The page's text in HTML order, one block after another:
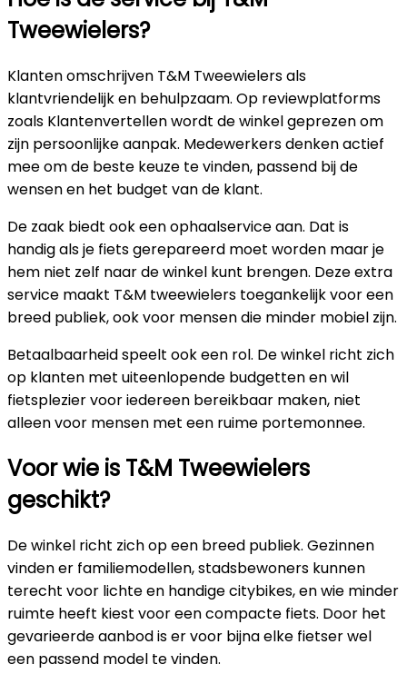
Tweewielers?
Klanten omschrijven T&M Tweewielers als
klantvriendelijk en behulpzaam. Op reviewplatforms
zoals Klantenvertellen wordt de winkel geprezen om
zijn persoonlijke aanpak. Medewerkers denken actief
mee om de beste keuze te vinden, passend bij de
wensen en het budget van de klant.
De zaak biedt ook een ophaalservice aan. Dat is
handig als je fiets gerepareerd moet worden maar je
hem niet zelf naar de winkel kunt brengen. Deze extra
service maakt T&M tweewielers toegankelijk voor een
breed publiek, ook voor mensen die minder mobiel zijn.
Betaalbaarheid speelt ook een rol. De winkel richt zich
op klanten met uiteenlopende budgetten en wil
fietsplezier voor iedereen bereikbaar maken, niet
alleen voor mensen met een ruime portemonnee.
Voor wie is T&M Tweewielers
geschikt?
De winkel richt zich op een breed publiek. Gezinnen
vinden er familiemodellen, stadsbewoners kunnen
terecht voor lichte en handige citybikes, en wie minder
ruimte heeft kiest voor een compacte fiets. Door het
gevarieerde aanbod is er voor bijna elke fietser wel
een passend model te vinden.